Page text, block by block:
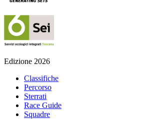
Edizione 2026
Classifiche
Percorso
Sterrati
Race Guide
Squadre